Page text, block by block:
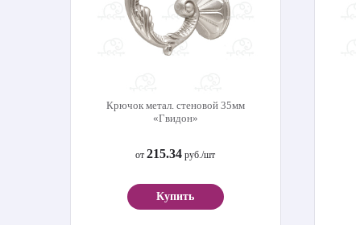
Крючок метал. стеновой 35мм
«Гвидон»
от215.34 руб./шт
Купить